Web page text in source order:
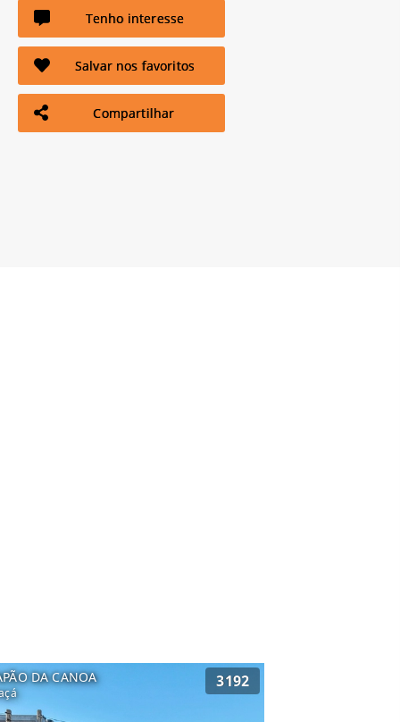
Tenho interesse
Salvar nos favoritos
Compartilhar
DA CANOA 3192